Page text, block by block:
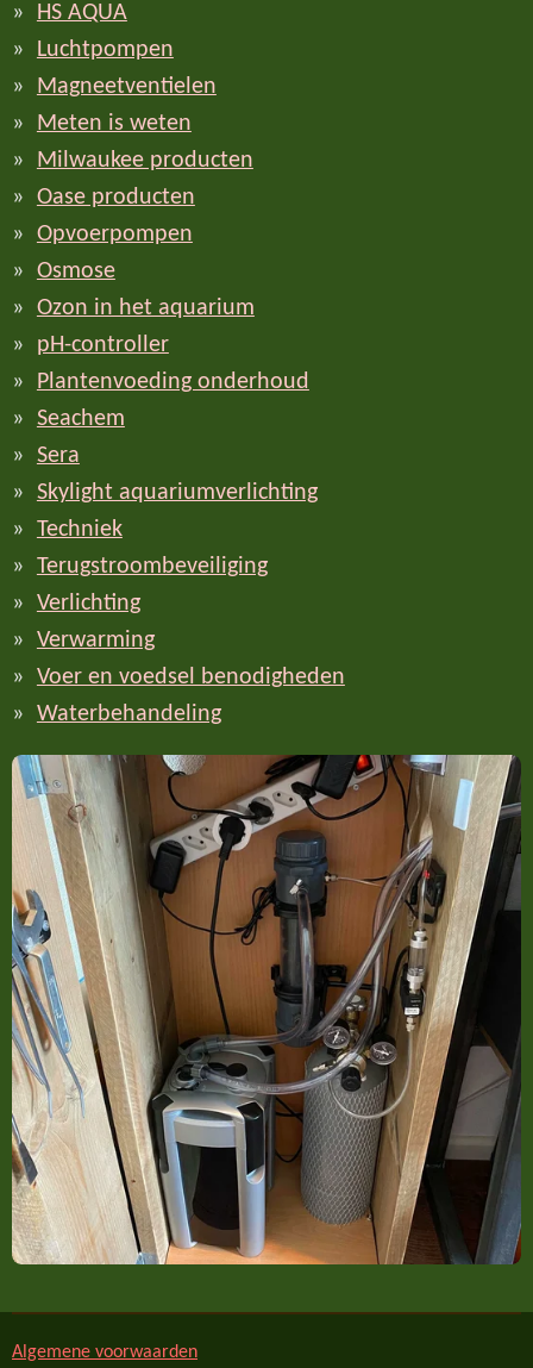
HS AQUA
Luchtpompen
Magneetventielen
Meten is weten
Milwaukee producten
Oase producten
Opvoerpompen
Osmose
Ozon in het aquarium
pH-controller
Plantenvoeding onderhoud
Seachem
Sera
Skylight aquariumverlichting
Techniek
Terugstroombeveiliging
Verlichting
Verwarming
Voer en voedsel benodigheden
Waterbehandeling
Algemene voorwaarden